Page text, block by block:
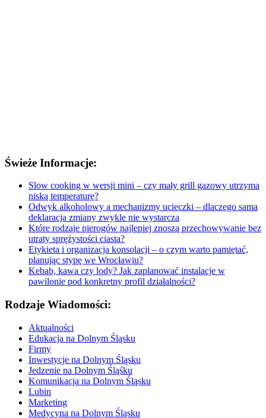
Świeże Informacje:
Slow cooking w wersji mini – czy mały grill gazowy utrzyma
niską temperaturę?
Odwyk alkoholowy a mechanizmy ucieczki – dlaczego sama
deklaracja zmiany zwykle nie wystarcza
Które rodzaje pierogów najlepiej znoszą przechowywanie bez
utraty sprężystości ciasta?
Etykieta i organizacja konsolacji – o czym warto pamiętać,
planując stypę we Wrocławiu?
Kebab, kawa czy lody? Jak zaplanować instalacje w
pawilonie pod konkretny profil działalności?
Rodzaje Wiadomości:
Aktualności
Edukacja na Dolnym Śląsku
Firmy
Inwestycje na Dolnym Śląsku
Jedzenie na Dolnym Śląśku
Komunikacja na Dolnym Śląsku
Lubin
Marketing
Medycyna na Dolnym Śląsku